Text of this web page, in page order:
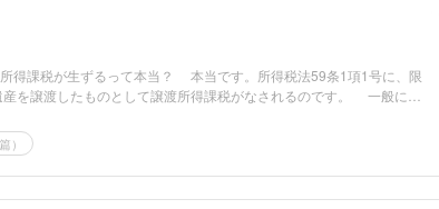
得課税が生ずるって本当？ 本当です。所得税法59条1項1号に、限
を譲渡したものとして譲渡所得課税がなされるのです。 一般に、
）